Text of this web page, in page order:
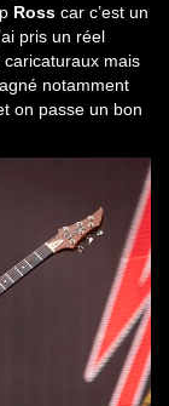
Ross car c’est un
pris un réel
mais
notamment
on passe un bon